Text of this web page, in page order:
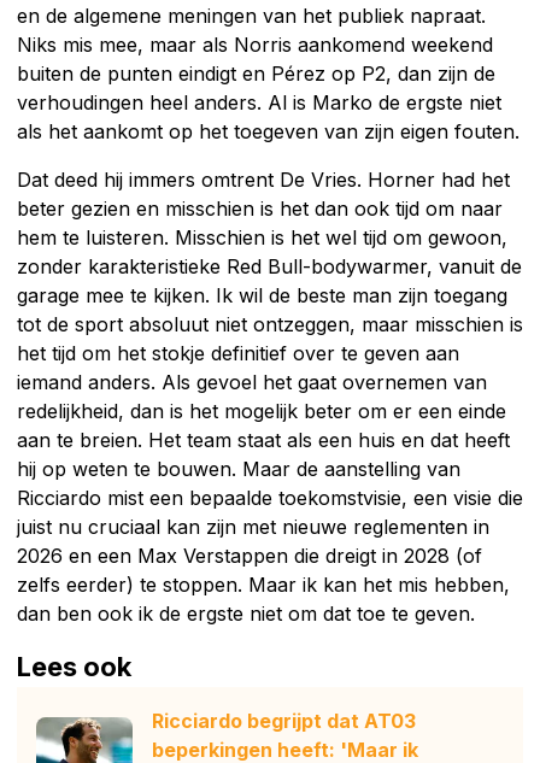
en de algemene meningen van het publiek napraat.
Niks mis mee, maar als Norris aankomend weekend
buiten de punten eindigt en Pérez op P2, dan zijn de
verhoudingen heel anders. Al is Marko de ergste niet
als het aankomt op het toegeven van zijn eigen fouten.
Dat deed hij immers omtrent De Vries. Horner had het
beter gezien en misschien is het dan ook tijd om naar
hem te luisteren. Misschien is het wel tijd om gewoon,
zonder karakteristieke Red Bull-bodywarmer, vanuit de
garage mee te kijken. Ik wil de beste man zijn toegang
tot de sport absoluut niet ontzeggen, maar misschien is
het tijd om het stokje definitief over te geven aan
iemand anders. Als gevoel het gaat overnemen van
redelijkheid, dan is het mogelijk beter om er een einde
aan te breien. Het team staat als een huis en dat heeft
hij op weten te bouwen. Maar de aanstelling van
Ricciardo mist een bepaalde toekomstvisie, een visie die
juist nu cruciaal kan zijn met nieuwe reglementen in
2026 en een Max Verstappen die dreigt in 2028 (of
zelfs eerder) te stoppen. Maar ik kan het mis hebben,
dan ben ook ik de ergste niet om dat toe te geven.
Lees ook
Ricciardo begrijpt dat AT03
beperkingen heeft: 'Maar ik